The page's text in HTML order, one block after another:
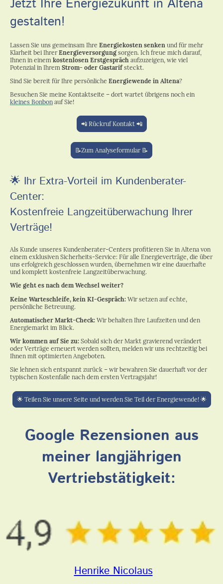
Jetzt Ihre Energiezukunft in Altena
gestalten!
Lassen Sie uns gemeinsam Ihre Energiekosten senken und für mehr
Klarheit bei Ihrer Energieversorgung sorgen. Ich freue mich darauf,
Ihnen in einem kostenlosen Erstgespräch aufzuzeigen, wie viel
Potenzial in Ihrem Strom- oder Gastarif steckt.
Sind Sie bereit für Ihre persönliche Energiewende in Altena?
Besuchen Sie meine Kontaktseite – dort wartet übrigens noch ein
kleines Bonbon auf Sie!
📲 Rückruf Kontakt 📲
📝Zum Analyseformular 📝
🌟 Ihr Extra-Vorteil im Kundenberater-
Center:
Kostenfreie Langzeitüberwachung Ihrer
Verträge!
Als Kunde unseres Kundenberater-Centers profitieren Sie in Altena von
einem exklusiven Sicherheits-Service: Für alle Energieverträge, die über
uns erfolgreich geschlossen wurden, übernehmen wir eine dauerhafte
und komplett kostenfreie Langzeitüberwachung.
Wie geht es nach dem Wechsel weiter?
Keine Warteschleife, kein KI-Gespräch: Wir setzen auf echte,
persönliche Betreuung.
Automatischer Markt-Check: Wir behalten Ihre Laufzeiten und den
Energiemarkt im Blick.
Wir kommen auf Sie zu: Sobald sich der Markt gravierend verändert
oder Verträge erneuert werden sollten, melden wir uns rechtzeitig bei
Ihnen mit optimierten Angeboten.
Sie lehnen sich entspannt zurück – wir bewahren Sie dauerhaft vor der
typischen Kostenfalle nach dem ersten Vertragsjahr!
🌟 Teilen Sie unsere Seite und werden Sie Teil der Energiewende! 🌟
Google Rezensionen aus
meiner langjährigen
Vertriebstätigkeit:
Henrike Nicolaus